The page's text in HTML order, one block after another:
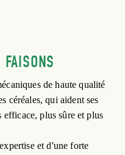
de haute qualité
céréales, qui aident ses
plus sûre et plus
et d'une forte